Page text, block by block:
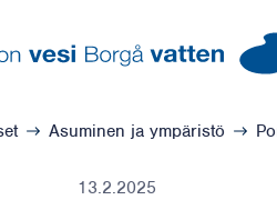
Asuminen ja ympäristö
13.2.2025